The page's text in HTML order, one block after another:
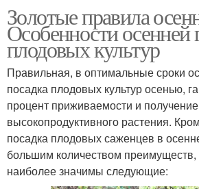
Золотые правила
Особенности осенней
плодовых культур
Правильная, в оптимальные сроки
посадка плодовых культур осенью,
процент приживаемости и
высокопродуктивного растения.
посадка плодовых саженцев в
большим количеством преимуществ,
наиболее значимы следующие: